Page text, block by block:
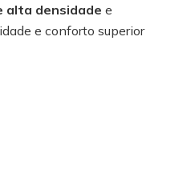
alta densidade e
e conforto superior